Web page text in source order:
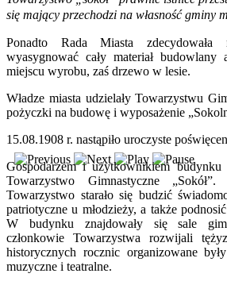
się mający przechodzi na własność gminy
Ponadto Rada Miasta zdecydowała
wyasygnować cały materiał
miejscu wyrobu, zaś drzewo w lesie.
Władze miasta udzielały Towarzystwu
pożyczki na budowę i wyposażenie
15.08.1908 r. nastąpiło uroczyste
Gospodarzem i użytkownikiem
Towarzystwo Gimnastyczne
Towarzystwo starało się budzić
patriotyczne u młodzieży, a także
W budynku znajdowały się sale
członkowie Towarzystwa rozwijali
historycznych rocznic organizowane
muzyczne i teatralne.